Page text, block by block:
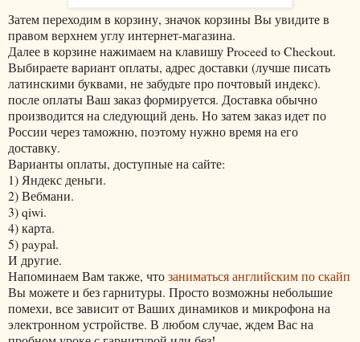
Затем переходим в корзину, значок корзины Вы увидите в
правом верхнем углу интернет-магазина.
Далее в корзине нажимаем на клавишу Proceed to Checkout.
Выбираете вариант оплаты, адрес доставки (лучше писать
латинскими буквами, не забудьте про почтовый индекс).
после оплаты Ваш заказ формируется. Доставка обычно
производится на следующий день. Но затем заказ идет по
России через таможню, поэтому нужно время на его
доставку.
Варианты оплаты, доступные на сайте:
1) Яндекс деньги.
2) Вебмани.
3) qiwi.
4) карта.
5) paypal.
И другие.
Напоминаем Вам также, чтозаниматься английским по скайп
Вы можете и без гарнитуры. Просто возможны небольшие
помехи, все зависит от Ваших динамиков и микрофона на
электронном устройстве. В любом случае, ждем Вас на